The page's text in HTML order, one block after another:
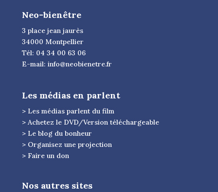
Neo-bienêtre
3 place jean jaurès
34000 Montpellier
Tél: 04 34 00 63 06
E-mail: info@neobienetre.fr
Les médias en parlent
> Les médias parlent du film
> Achetez le DVD/Version téléchargeable
> Le blog du bonheur
> Organisez une projection
> Faire un don
Nos autres sites